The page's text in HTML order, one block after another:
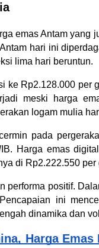
emas Antam yang
hari ini
lima hari beruntun.
ke Rp2.128.000 per
meski harga
logam mulia
pada
Harga emas
di Rp2.222.550 per
positif.
ini
dinamika dan
Harga